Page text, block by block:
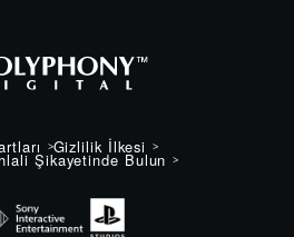
Gizlilik İlkesi
Şikayetinde Bulun